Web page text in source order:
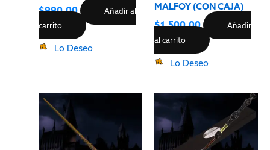
$990.00
Añadir al
carrito
Lo Deseo
MALFOY (CON CAJA)
$1,500.00
Añadir
al carrito
Lo Deseo